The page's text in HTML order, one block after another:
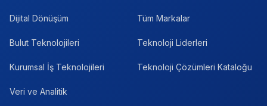
Dijital Dönüşüm
Bulut Teknolojileri
Kurumsal İş Teknolojileri
Veri ve Analitik
Tüm Markalar
Teknoloji Liderleri
Teknoloji Çözümleri Kataloğu